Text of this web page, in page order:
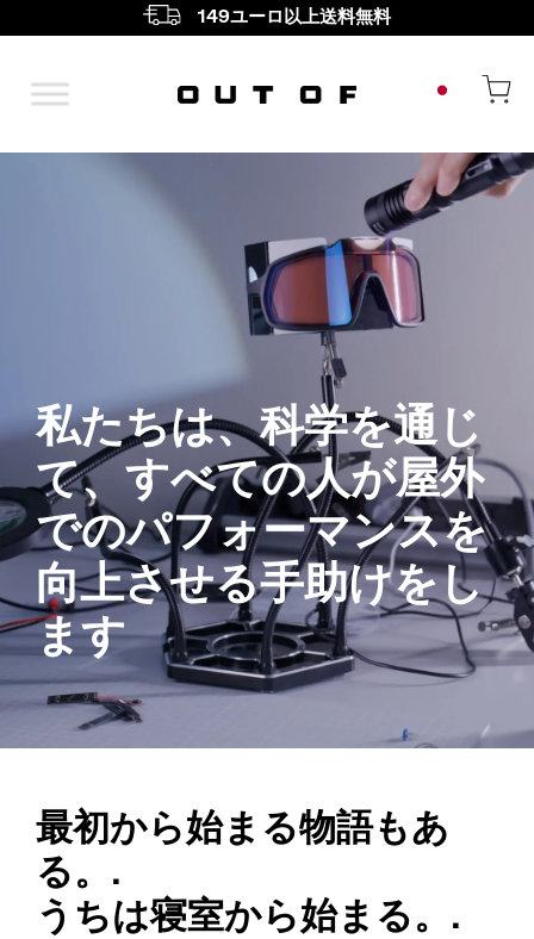
149ユーロ以上送料無料
メインナビゲー
私たちは、科学を通じ
て、すべての人が屋外
でのパフォーマンスを
向上させる手助けをし
ます
最初から始まる物語もあ
る。.
うちは寝室から始まる。.